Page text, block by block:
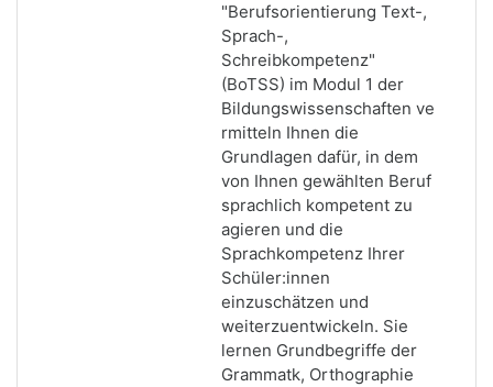
"Berufsorientierung Text-,
Sprach-,
Schreibkompetenz"
(BoTSS) im Modul 1 der
Bildungswissenschaften ve
rmitteln Ihnen die
Grundlagen dafür, in dem
von Ihnen gewählten Beruf
sprachlich kompetent zu
agieren und die
Sprachkompetenz Ihrer
Schüler:innen
einzuschätzen und
weiterzuentwickeln. Sie
lernen Grundbegriffe der
Grammatk, Orthographie